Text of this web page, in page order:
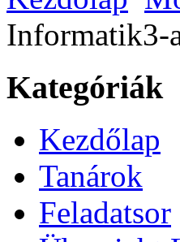
Informatik3-
Kategóriák
Kezdőlap
Tanárok
Feladatsor